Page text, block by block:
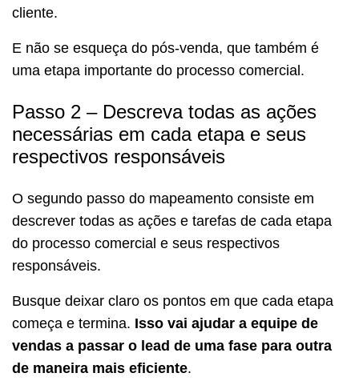
cliente.
E não se esqueça do pós-venda, que também é
uma etapa importante do processo comercial.
Passo 2 – Descreva todas as ações
necessárias em cada etapa e seus
respectivos responsáveis
O segundo passo do mapeamento consiste em
descrever todas as ações e tarefas de cada etapa
do processo comercial e seus respectivos
responsáveis.
Busque deixar claro os pontos em que cada etapa
começa e termina. Isso vai ajudar a equipe de
vendas a passar o lead de uma fase para outra
de maneira mais eficiente.